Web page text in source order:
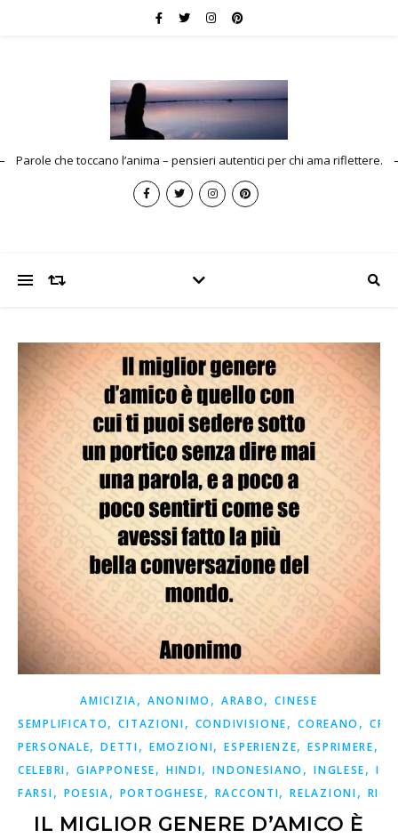
Parole che toccano l’anima – pensieri autentici per chi ama riflettere.
AMICIZIA, ANONIMO , ARABO,CINESE
SEMPLIFICATO,CITAZIONI, CONDIVISIONE,COREANO ,
PERSONALE,DETTI, EMOZIONI,ESPERIENZE,ESPRIMERE,
CELEBRI, GIAPPONESE, HINDI,INDONESIANO ,INGLESE,
FARSI, POESIA, PORTOGHESE, RACCONTI,RELAZIONI,
IL MIGLIOR GENERE D’AMICO È